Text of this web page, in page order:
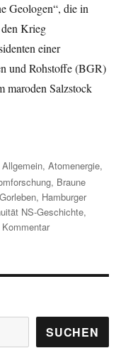
Geologen“, die in
Krieg
einer
und Rohstoffe (BGR)
maroden Salzstock
der
Kategorien
Allgemein,Atomenergie,
, Braune
Gorleben, Hamburger
NS-Geschichte,
Kommentarzu
der
Nationalsozialisten
–
SUCHEN